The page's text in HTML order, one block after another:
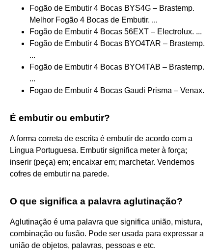
Fogão de Embutir 4 Bocas BYS4G – Brastemp.
Melhor Fogão 4 Bocas de Embutir. ...
Fogão de Embutir 4 Bocas 56EXT – Electrolux. ...
Fogão de Embutir 4 Bocas BYO4TAR – Brastemp.
...
Fogão de Embutir 4 Bocas BYO4TAB – Brastemp.
...
Fogao de Embutir 4 Bocas Gaudi Prisma – Venax.
É embutir ou embutir?
A forma correta de escrita é embutir de acordo com a
Língua Portuguesa. Embutir significa meter à força;
inserir (peça) em; encaixar em; marchetar. Vendemos
cofres de embutir na parede.
O que significa a palavra aglutinação?
Aglutinação é uma palavra que significa união, mistura,
combinação ou fusão. Pode ser usada para expressar a
união de objetos, palavras, pessoas e etc.